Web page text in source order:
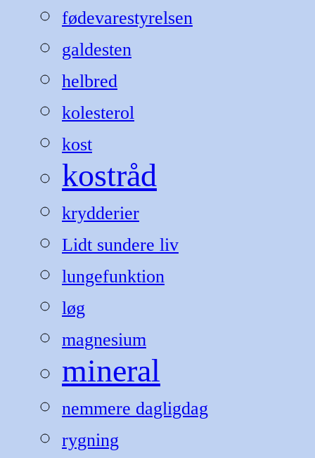
fødevarestyrelsen
galdesten
helbred
kolesterol
kost
kostråd
krydderier
Lidt sundere liv
lungefunktion
løg
magnesium
mineral
nemmere dagligdag
rygning